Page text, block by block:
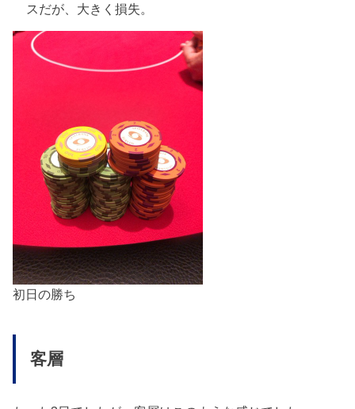
スだが、大きく損失。
初日の勝ち
客層